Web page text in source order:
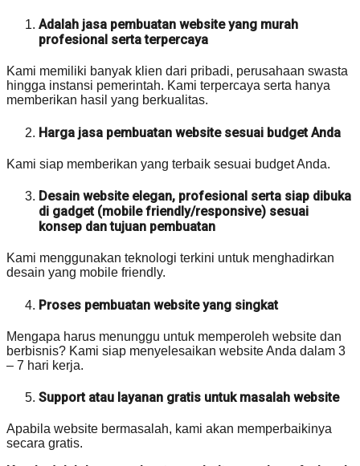
Adalah jasa pembuatan website yang murah
profesional serta terpercaya
Kami memiliki banyak klien dari pribadi, perusahaan swasta
hingga instansi pemerintah. Kami terpercaya serta hanya
memberikan hasil yang berkualitas.
Harga jasa pembuatan website sesuai budget Anda
Kami siap memberikan yang terbaik sesuai budget Anda.
Desain website elegan, profesional serta siap dibuka
di gadget (mobile friendly/responsive) sesuai
konsep dan tujuan pembuatan
Kami menggunakan teknologi terkini untuk menghadirkan
desain yang mobile friendly.
Proses pembuatan website yang singkat
Mengapa harus menunggu untuk memperoleh website dan
berbisnis? Kami siap menyelesaikan website Anda dalam 3
– 7 hari kerja.
Support atau layanan gratis untuk masalah website
Apabila website bermasalah, kami akan memperbaikinya
secara gratis.